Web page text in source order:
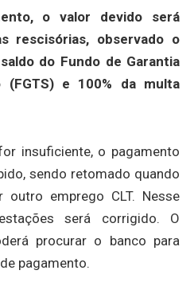
o valor devido será
rescisórias, observado o
do Fundo de Garantia
e 100% da multa
insuficiente, o pagamento
sendo retomado quando
outro emprego CLT. Nesse
será corrigido. O
procurar o banco para
pagamento.